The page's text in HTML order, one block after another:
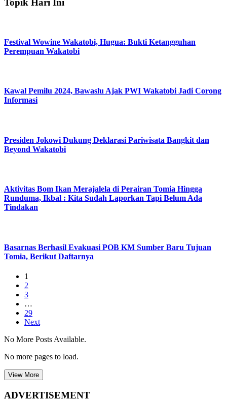
Festival Wowine Wakatobi, Hugua: Bukti Ketangguhan
Perempuan Wakatobi
Kawal Pemilu 2024, Bawaslu Ajak PWI Wakatobi Jadi Corong
Informasi
Presiden Jokowi Dukung Deklarasi Pariwisata Bangkit dan
Beyond Wakatobi
Aktivitas Bom Ikan Merajalela di Perairan Tomia Hingga
Runduma, Ikbal : Kita Sudah Laporkan Tapi Belum Ada
Tindakan
Basarnas Berhasil Evakuasi POB KM Sumber Baru Tujuan
Tomia, Berikut Daftarnya
1
2
3
…
29
Next
No More Posts Available.
No more pages to load.
View More
ADVERTISEMENT